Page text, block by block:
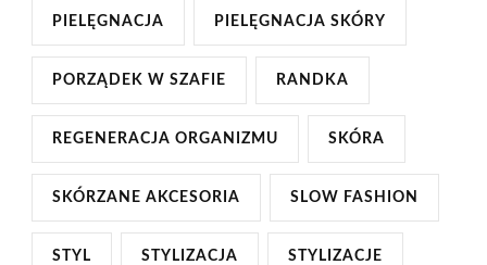
PIELĘGNACJA PIELĘGNACJA SKÓRY
PORZĄDEK W SZAFIE RANDKA
REGENERACJA ORGANIZMU SKÓRA
SKÓRZANE AKCESORIA SLOW FASHION
STYL STYLIZACJA STYLIZACJE